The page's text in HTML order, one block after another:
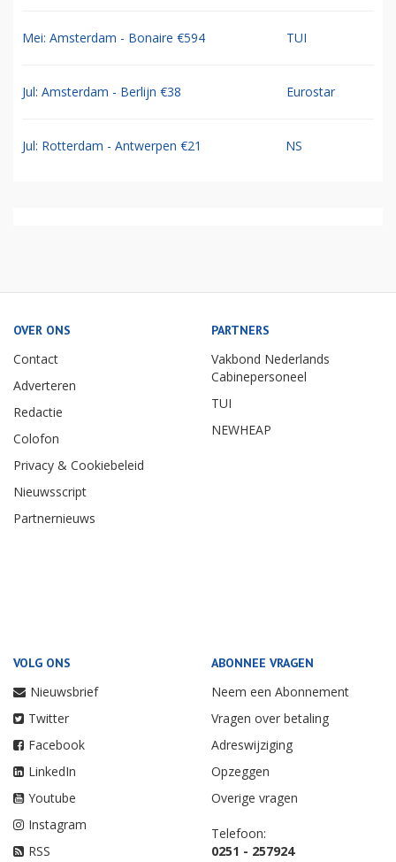
Mei: Amsterdam - Bonaire €594 TUI
Jul: Amsterdam - Berlijn €38 Eurostar
Jul: Rotterdam - Antwerpen €21 NS
OVER ONS
Contact
Adverteren
Redactie
Colofon
Privacy & Cookiebeleid
Nieuwsscript
Partnernieuws
PARTNERS
Vakbond Nederlands
Cabinepersoneel
TUI
NEWHEAP
VOLG ONS
Nieuwsbrief
Twitter
Facebook
LinkedIn
Youtube
Instagram
RSS
ABONNEE VRAGEN
Neem een Abonnement
Vragen over betaling
Adreswijziging
Opzeggen
Overige vragen
Telefoon:
0251 - 257924